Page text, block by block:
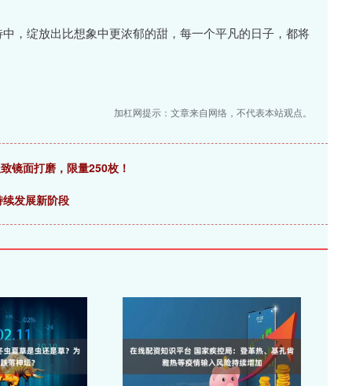
，绽放出比想象中更浓郁的甜，每一个平凡的日子，都将
加杠网提示：文章来自网络，不代表本站观点。
镜面打磨，限量250枚！
发展新阶段